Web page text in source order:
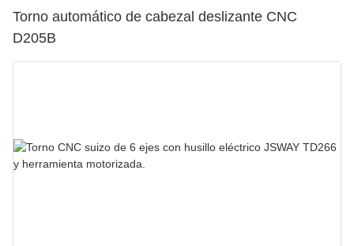
Torno automático de cabezal deslizante CNC
D205B